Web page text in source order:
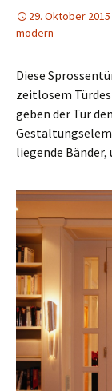
29. Oktober 2015
modern
Diese
zeitlosem
geben der Tür
liegende